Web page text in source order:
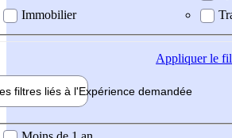
Immobilier
Appliquerle
filtres liés à l'Expérience demandée
demandée